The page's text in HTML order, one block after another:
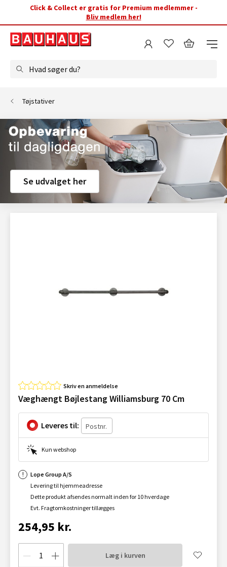
Click & Collect er gratis for Premium medlemmer -
Bliv medlem her!
Hvad søger du?
Tøjstativer
Se udvalget her
Skriv en anmeldelse
Væghængt Bøjlestang Williamsburg 70 Cm
Leveres til:
Kun webshop
Lope Group A/S
Levering til hjemmeadresse
Dette produkt afsendes normalt inden for 10 hverdage
Evt. Fragtomkostninger tillægges
254,95 kr.
Læg i kurven